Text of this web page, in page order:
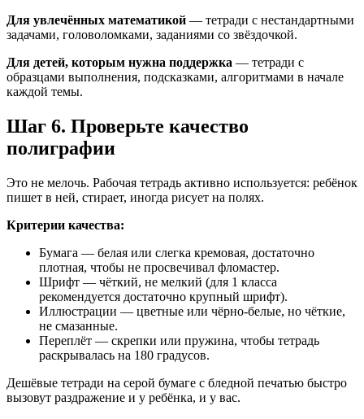
Для увлечённых математикой — тетради с нестандартными
задачами, головоломками, заданиями со звёздочкой.
Для детей, которым нужна поддержка — тетради с
образцами выполнения, подсказками, алгоритмами в начале
каждой темы.
Шаг 6. Проверьте качество
полиграфии
Это не мелочь. Рабочая тетрадь активно используется: ребёнок
пишет в ней, стирает, иногда рисует на полях.
Критерии качества:
Бумага — белая или слегка кремовая, достаточно
плотная, чтобы не просвечивал фломастер.
Шрифт — чёткий, не мелкий (для 1 класса
рекомендуется достаточно крупный шрифт).
Иллюстрации — цветные или чёрно-белые, но чёткие,
не смазанные.
Переплёт — скрепки или пружина, чтобы тетрадь
раскрывалась на 180 градусов.
Дешёвые тетради на серой бумаге с бледной печатью быстро
вызовут раздражение и у ребёнка, и у вас.